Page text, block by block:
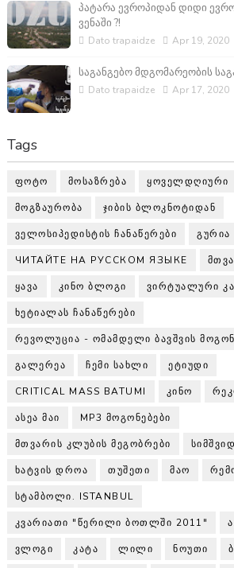
პატარა ევროპიდან დიდი
ვენაში ?!
Dato trapaidze Apr 19, 2020
საგანგებო მდგომარეობის
Dato trapaidze Apr 17, 2020
Tags
ᲤᲝᲢᲝ ᲛᲝᲡᲐᲖᲠᲔᲑᲐ ᲧᲝᲕᲔᲚᲓᲦᲘᲣᲠᲘ
ᲛᲝᲒᲖᲐᲣᲠᲝᲑᲐ ᲯᲘᲑᲘᲡ ᲑᲚᲝᲙᲜᲝᲢᲘᲓᲐᲜ
ᲕᲔᲚᲝᲡᲘᲞᲔᲓᲘᲡᲢᲘᲡ ᲩᲐᲜᲐᲬᲔᲠᲔᲑᲘ ᲒᲣᲠᲘᲐ
ЧИТАЙТЕ НА РУССКОМ ЯЗЫКЕ
ᲧᲐᲕᲐ ᲙᲘᲜᲝ ᲑᲚᲝᲒᲘ ᲕᲘᲠᲢᲣᲐᲚᲣᲠᲘ
ᲮᲔᲢᲘᲐᲚᲐᲡ ᲩᲐᲜᲐᲬᲔᲠᲔᲑᲘ
ᲠᲔᲕᲝᲚᲣᲪᲘᲐ - ᲝᲛᲐᲛᲓᲔᲚᲘ ᲑᲐᲕᲨᲕᲘᲡ
ᲒᲐᲚᲔᲠᲔᲐ ᲩᲔᲛᲘ ᲡᲐᲮᲚᲘ ᲔᲢᲘᲣᲓᲘ
CRITICAL MASS BATUMI ᲙᲘᲜᲝ
ᲐᲡᲔᲐ ᲛᲐᲘ MP3 ᲛᲝᲒᲝᲜᲔᲑᲔᲑᲘ
ᲛᲗᲕᲐᲠᲘᲡ ᲙᲚᲣᲑᲘᲡ ᲛᲔᲒᲝᲑᲠᲔᲑᲘ
ᲮᲐᲢᲕᲘᲡ ᲓᲠᲝᲐ ᲗᲣᲨᲔᲗᲘ ᲛᲐᲝ
ᲡᲢᲐᲛᲑᲝᲚᲘ. ISTANBUL
ᲙᲕᲐᲠᲘᲐᲗᲘ "ᲬᲔᲠᲘᲚᲘ ᲑᲝᲗᲚᲨᲘ 2011"
ᲕᲚᲝᲒᲘ ᲙᲐᲢᲐ ᲚᲘᲚᲘ ᲜᲝᲣᲗᲘ